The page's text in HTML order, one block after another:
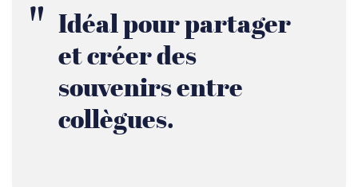
Idéal pour partager
et créer des
souvenirs entre
collègues.